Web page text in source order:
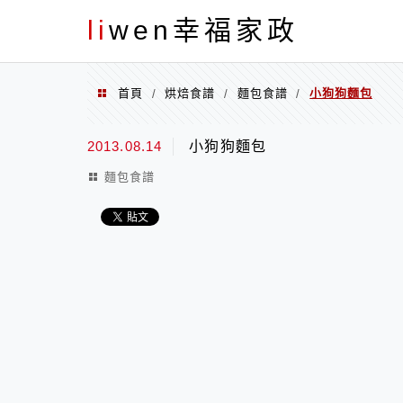
li wen幸福家政
menu
首頁 / 烘焙食譜 / 麵包食譜 / 小狗狗麵包
2013.08.14 小狗狗麵包
麵包食譜